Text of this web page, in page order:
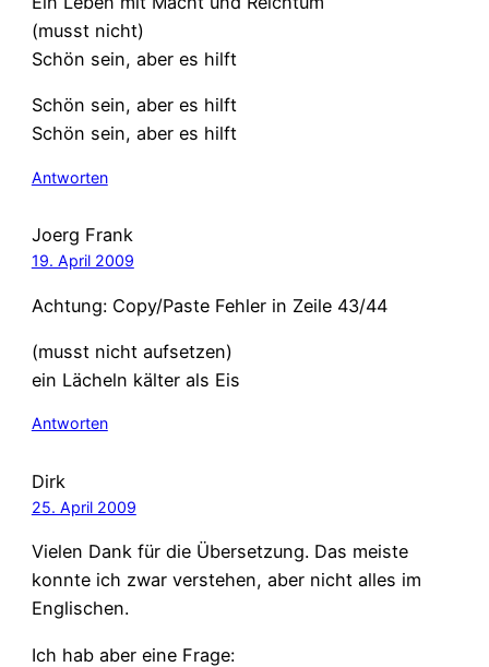
(musst nicht)
Schön sein, aber es hilft
Schön sein, aber es hilft
Schön sein, aber es hilft
Antworten
Joerg Frank
19. April 2009
Achtung: Copy/Paste Fehler in Zeile 43/44
(musst nicht aufsetzen)
ein Lächeln kälter als Eis
Antworten
Dirk
25. April 2009
Vielen Dank für die Übersetzung. Das meiste
konnte ich zwar verstehen, aber nicht alles im
Englischen.
Ich hab aber eine Frage: